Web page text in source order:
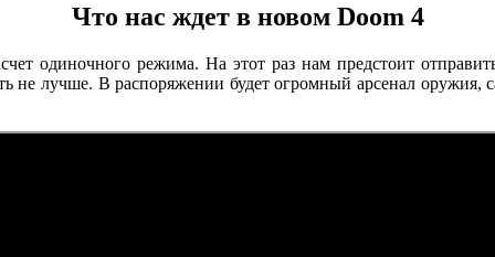
Что нас ждет в новом Doom 4
одиночного режима. На этот раз нам предстоит
не лучше. В распоряжении будет огромный арсенал